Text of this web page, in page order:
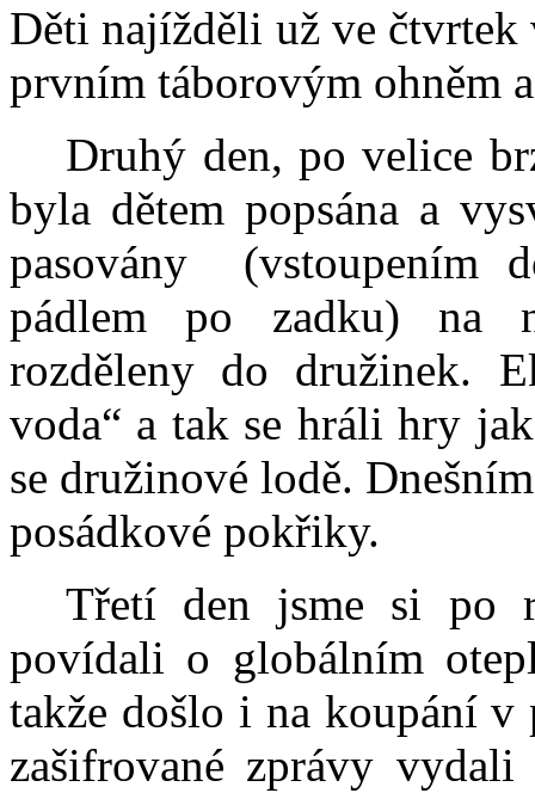
Děti najížděli už ve čtvrtek
prvním táborovým ohněm
Druhý den, po velice
byla dětem popsána a
pasovány
(vstoupením
pádlem po zadku) na
rozděleny do družinek.
voda“ a tak se hráli hry
se družinové lodě.
posádkové pokřiky.
Třetí den jsme si po
povídali o globálním
takže došlo i na koupání v
zašifrované zprávy